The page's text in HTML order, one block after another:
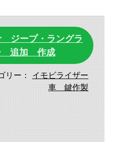
ジープ・ラングラ
追加 作成
リー：
イモビライザー
車 鍵作製